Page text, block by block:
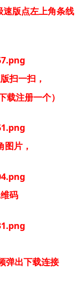
版点左上角条线
一扫，
册一个）
，
码
下载连接